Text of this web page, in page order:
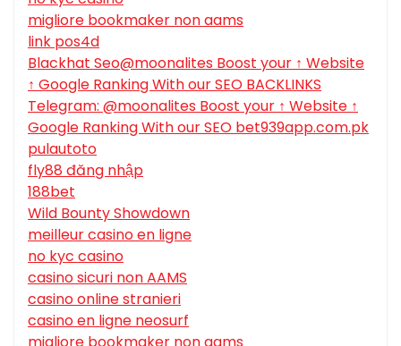
migliore bookmaker non aams
link pos4d
Blackhat Seo@moonalites Boost your ↑ Website
↑ Google Ranking With our SEO BACKLINKS
Telegram: @moonalites Boost your ↑ Website ↑
Google Ranking With our SEO bet939app.com.pk
pulautoto
fly88 đăng nhập
188bet
Wild Bounty Showdown
meilleur casino en ligne
no kyc casino
casino sicuri non AAMS
casino online stranieri
casino en ligne neosurf